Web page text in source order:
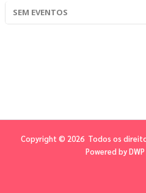
SEM EVENTOS
Copyright © 2026 Todos os
Powered by